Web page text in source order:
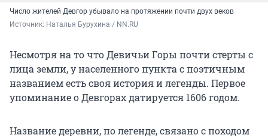
Число жителей Девгор убывало на протяжении почти двух веков
Источник: Наталья Бурухина / NN.RU
Несмотря на то что Девичьи Горы почти стерты с
лица земли, у населенного пункта с поэтичным
названием есть своя история и легенды. Первое
упоминание о Девгорах датируется 1606 годом.
Название деревни, по легенде, связано с походом